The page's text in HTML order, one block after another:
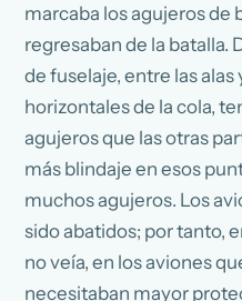
marcaba los agujeros de
regresaban de la batalla.
de fuselaje, entre las
horizontales de la cola,
agujeros que las otras
más blindaje en esos
muchos agujeros. Los
sido abatidos; por tanto,
no veía, en los aviones
necesitaban mayor